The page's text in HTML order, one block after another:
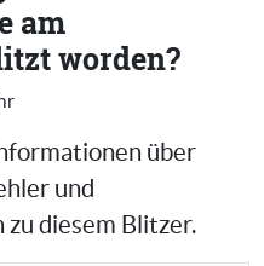
am
worden?
über
und
diesem Blitzer.